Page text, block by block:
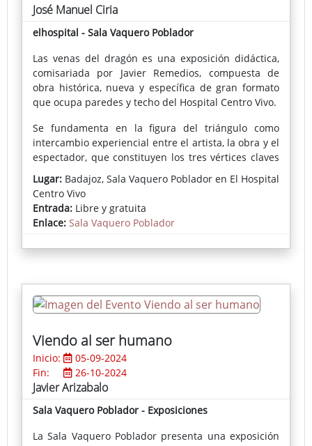
José Manuel Ciria
elhospital - Sala Vaquero Poblador
Las venas del dragón es una exposición didáctica,
comisariada por Javier Remedios, compuesta de
obra histórica, nueva y específica de gran formato
que ocupa paredes y techo del Hospital Centro Vivo.
Se fundamenta en la figura del triángulo como
intercambio experiencial entre el artista, la obra y el
espectador, que constituyen los tres vértices claves
de lo que significa el arte para nuestro autor.
Recorreremos las líneas o venas que ha ido
trazando la pintura de José Manuel Ciria
(Manchester, 1960) a través de su obra, sus estudios
proyección internacional de las últimas
generaciones, con exposiciones en los más grandes
museos y ferias del mundo, Nueva York, Los Ángeles,
Medellín, São Paulo, Buenos Aires, Santiago de Chile,
Tel Aviv, Oporto, Lisboa, París, Berlín, Bucarest… Su
energía, fortaleza e inquietud lo impulsan a la
experimentación y al estudio de lo que acontece,
contemporáneo. De su obra emerge una agresividad
mundo. Estos también aplican sus sentimientos en
Lugar: Badajoz, Sala Vaquero Poblador en El Hospital
Centro Vivo
Entrada: Libre y gratuita
Enlace: Sala Vaquero Poblador
Viendo al ser humano
Inicio:
05-09-2024
Fin:
26-10-2024
Javier Arizabalo
Sala Vaquero Poblador - Exposiciones
La Sala Vaquero Poblador presenta una exposición